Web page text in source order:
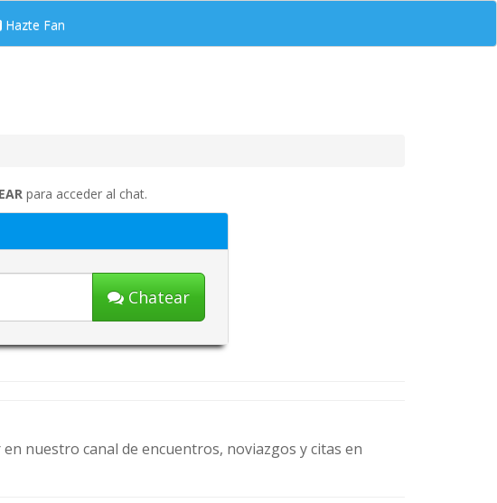
Hazte Fan
para acceder al chat.
Chatear
nuestro canal de encuentros, noviazgos y citas en